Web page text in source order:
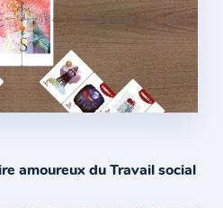
amoureux du Travail social